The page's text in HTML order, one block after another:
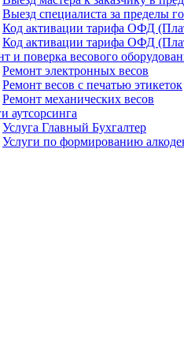
Выезд специалиста за пределы
Код активации тарифа ОФД
Код активации тарифа ОФД
и поверка весового
Ремонт электронных весов
Ремонт весов с печатью этикеток
Ремонт механических весов
аутсорсинга
Услуга Главный Бухгалтер
Услуги по формированию